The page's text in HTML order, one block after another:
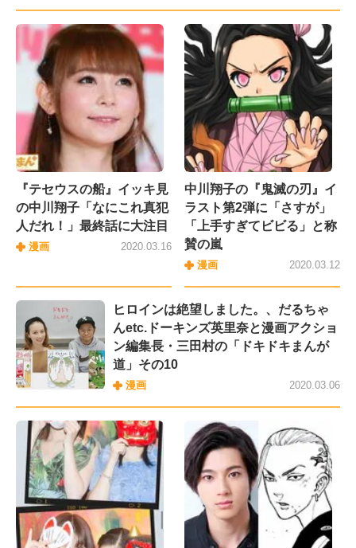
『テセウスの船』イッキ見
の中川翔子「なにこれ真犯
人だれ！」最終話に大注目
漫画 2020.03.16
中川翔子の『鬼滅の刃』イ
ラスト第2弾に「さすが」
「上手すぎてビビる」と称
賛の嵐
漫画 2020.03.12
ヒロインは絶望しました。、だるちゃ
んetc.ドーキンズ英里奈と漫画アクショ
ン編集長・三田村の「ドキドキまんが
道」その10
漫画 2020.03.06